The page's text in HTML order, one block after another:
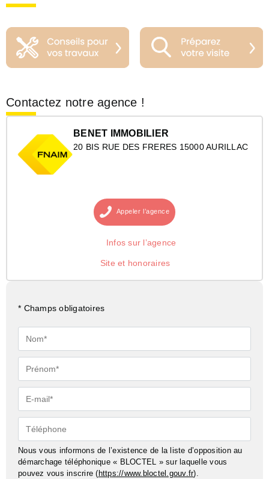
Contactez notre agence !
BENET IMMOBILIER
20 BIS RUE DES FRERES 15000 AURILLAC
Appeler l’agence
Infos sur l’agence
Site et honoraires
* Champs obligatoires
Nom*
Prénom*
E-
mail*
Téléphone
Nous vous informons de l’existence de la liste d’opposition au
démarchage téléphonique « BLOCTEL » sur laquelle vous
pouvez vous inscrire ( https://www.bloctel.gouv.fr).